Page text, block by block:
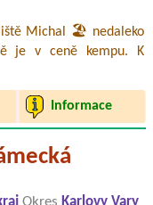
Michal 🏖️ nedaleko
je v ceně kempu. K
Informace
Okres Karlovy Vary